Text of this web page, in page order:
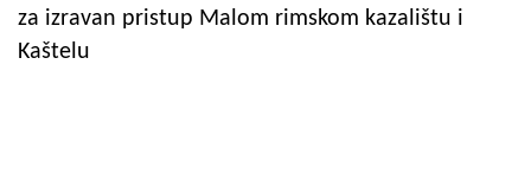
za izravan pristup Malom rimskom kazalištu i
Kaštelu